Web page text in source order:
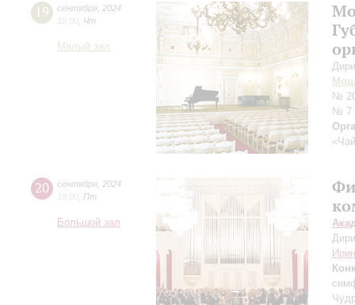
19 сентября 2024
19:00 Чт
Малый зал
№
№ 7
20 сентября 2024
19:00 Пт
Большой зал